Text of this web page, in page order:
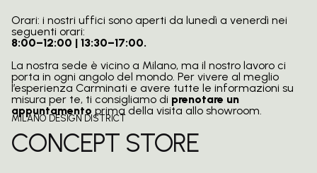
Orari: i nostri uffici sono aperti da lunedì a venerdì nei
seguenti orari:
8:00–12:00 | 13:30–17:00.
La nostra sede è vicino a Milano, ma il nostro lavoro ci
porta in ogni angolo del mondo. Per vivere al meglio
l’esperienza Carminati e avere tutte le informazioni su
misura per te, ti consigliamo di prenotare un
appuntamento prima della visita allo showroom.
MILANO DESIGN DISTRICT
CONCEPT STORE